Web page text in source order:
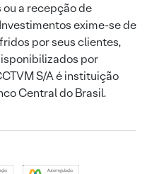
a recepção de
exime-se de
por seus clientes,
por
S/A é instituição
Central do Brasil.